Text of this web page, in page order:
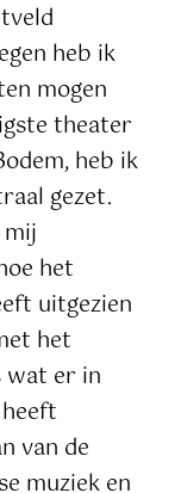
heb ik
mogen
theater
heb ik
gezet.
het
uitgezien
het
wat er in
van de
muziek en